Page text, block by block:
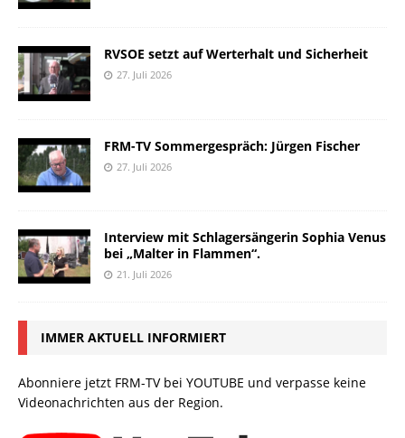
RVSOE setzt auf Werterhalt und Sicherheit
27. Juli 2026
FRM-TV Sommergespräch: Jürgen Fischer
27. Juli 2026
Interview mit Schlagersängerin Sophia Venus
bei „Malter in Flammen“.
21. Juli 2026
IMMER AKTUELL INFORMIERT
Abonniere jetzt FRM-TV bei YOUTUBE und verpasse keine
Videonachrichten aus der Region.